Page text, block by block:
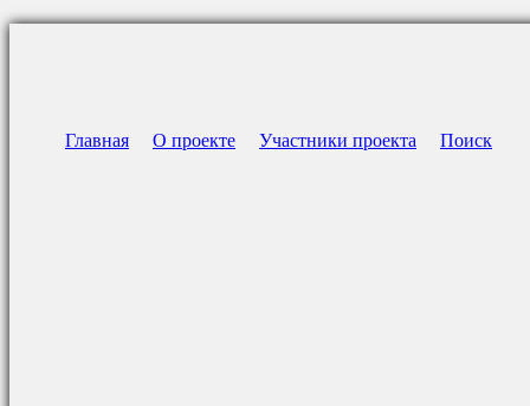
Главная О проекте Участники проекта Поиск